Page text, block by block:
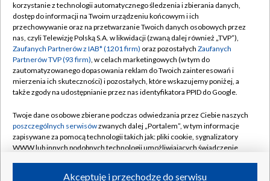
TVP
Abonament TVP
Emisja w TVP
Centrum informacji TVP
Naziemna Telewizja Cyfrowa
Rada Programowa
System NOS
Informacje o nadawcy
Regulamin TVP
Polityka prywatności
Moje zgody
Pomoc
Kontakt
Kanały
korzystanie z technologii automatycznego śledzenia i zbierania danych,
dostęp do informacji na Twoim urządzeniu końcowym i ich
przechowywanie oraz na przetwarzanie Twoich danych osobowych przez
nas, czyli Telewizję Polską S.A. w likwidacji (zwaną dalej również „TVP”),
Zaufanych Partnerów z IAB* (1201 firm) oraz pozostałych Zaufanych
Partnerów TVP (93 firm), w celach marketingowych (w tym do
zautomatyzowanego dopasowania reklam do Twoich zainteresowań i
mierzenia ich skuteczności) i pozostałych, które wskazujemy poniżej, a
także zgody na udostępnianie przez nas identyfikatora PPID do Google.
Twoje dane osobowe zbierane podczas odwiedzania przez Ciebie naszych
poszczególnych serwisówzwanych dalej „Portalem”, w tym informacje
zapisywane za pomocą technologii takich jak: pliki cookie, sygnalizatory
WWW lub innych podobnych technologii umożliwiających świadczenie
Akceptuję i przechodzę do serwisu